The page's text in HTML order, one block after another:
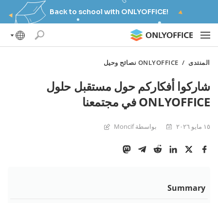
Back to school with ONLYOFFICE!
المنتدى / ONLYOFFICE نصائح وحيل
شاركوا أفكاركم حول مستقبل حلول
ONLYOFFICE في مجتمعنا
١٥ مايو ٢٠٢٦ بواسطة Moncif
Summary